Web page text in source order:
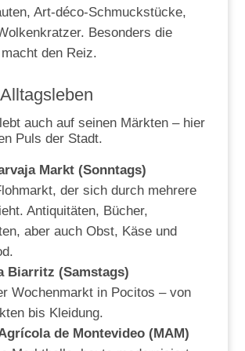
Art-déco-Schmuckstücke,
Besonders die
den Reiz.
auch auf seinen Märkten – hier
Puls der Stadt.
Markt (Sonntags)
der sich durch mehrere
Antiquitäten, Bücher,
aber auch Obst, Käse und
Biarritz (Samstags)
Wochenmarkt in Pocitos – von
bis Kleidung.
de Montevideo (MAM)